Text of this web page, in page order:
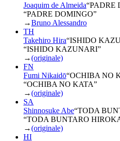
Joaquim de Almeida“PADRE
“PADRE DOMINGO”
→Bruno Alessandro
TH
Takehiro Hira“ISHIDO
“ISHIDO KAZUNARI”
→(originale)
FN
Fumi Nikaidō“OCHIBA NO
“OCHIBA NO KATA”
→(originale)
SA
Shinnosuke Abe“TODA
“TODA BUNTARO
→(originale)
HI